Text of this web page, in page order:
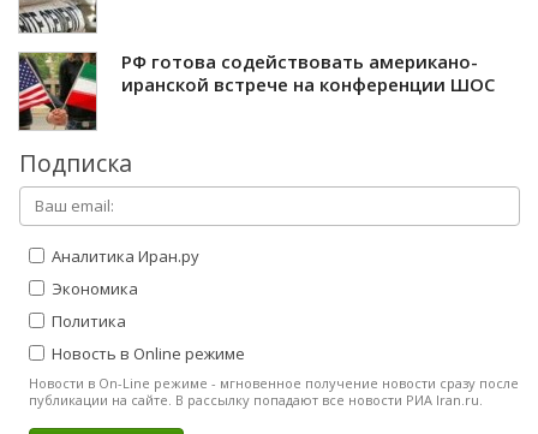
РФ готова содействовать американо-
иранской встрече на конференции ШОС
Подписка
Аналитика Иран.ру
Экономика
Политика
Новость в Online режиме
Новости в On-Line режиме - мгновенное получение новости сразу после
публикации на сайте. В рассылку попадают все новости РИА Iran.ru.